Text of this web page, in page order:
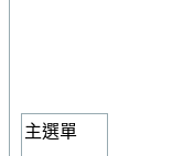
主選單